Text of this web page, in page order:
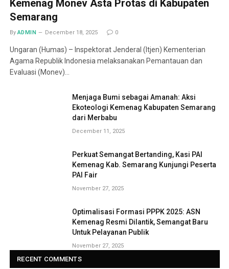
Kemenag Monev Asta Protas di Kabupaten
Semarang
By ADMIN December 18, 2025 0
Ungaran (Humas) – Inspektorat Jenderal (Itjen) Kementerian
Agama Republik Indonesia melaksanakan Pemantauan dan
Evaluasi (Monev)…
Menjaga Bumi sebagai Amanah: Aksi
Ekoteologi Kemenag Kabupaten Semarang
dari Merbabu
December 11, 2025
Perkuat Semangat Bertanding, Kasi PAI
Kemenag Kab. Semarang Kunjungi Peserta
PAI Fair
November 27, 2025
Optimalisasi Formasi PPPK 2025: ASN
Kemenag Resmi Dilantik, Semangat Baru
Untuk Pelayanan Publik
November 27, 2025
RECENT COMMENTS